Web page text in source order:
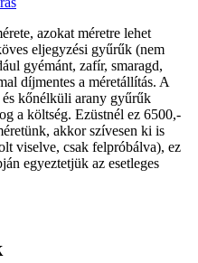
azokat méretre lehet
eljegyzési gyűrűk (nem
gyémánt, zafír, smaragd,
díjmentes a méretállítás. A
kőnélküli arany gyűrűk
a költség. Ezüstnél ez 6500,-
akkor szívesen ki is
viselve, csak felpróbálva), ez
egyeztetjük az esetleges